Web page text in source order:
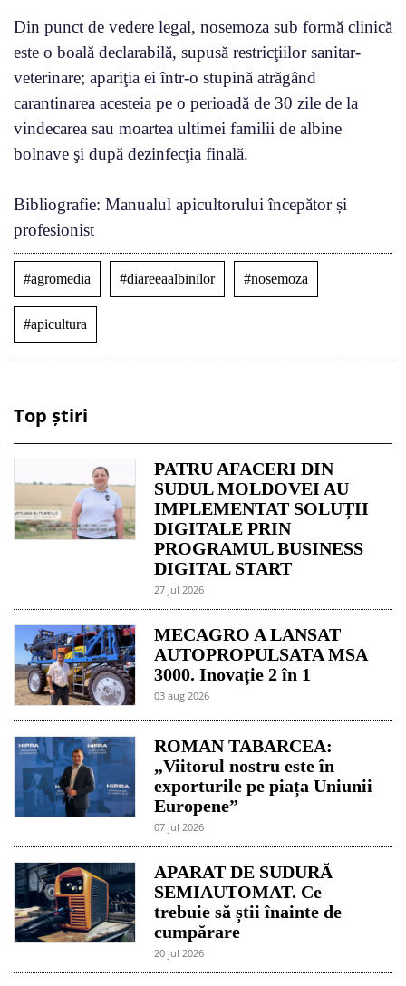
Din punct de vedere legal, nosemoza sub formă clinică
este o boală declarabilă, supusă restricţiilor sanitar-
veterinare; apariţia ei într-o stupină atrăgând
carantinarea acesteia pe o perioadă de 30 zile de la
vindecarea sau moartea ultimei familii de albine
bolnave şi după dezinfecţia finală.
Bibliografie: Manualul apicultorului începător și
profesionist
#agromedia #diareeaalbinilor #nosemoza
#apicultura
Top știri
PATRU AFACERI DIN
SUDUL MOLDOVEI AU
IMPLEMENTAT SOLUȚII
DIGITALE PRIN
PROGRAMUL BUSINESS
DIGITAL START
27 jul 2026
MECAGRO A LANSAT
AUTOPROPULSATA MSA
3000. Inovație 2 în 1
03 aug 2026
ROMAN TABARCEA:
„Viitorul nostru este în
exporturile pe piața Uniunii
Europene”
07 jul 2026
APARAT DE SUDURĂ
SEMIAUTOMAT. Ce
trebuie să știi înainte de
cumpărare
20 jul 2026